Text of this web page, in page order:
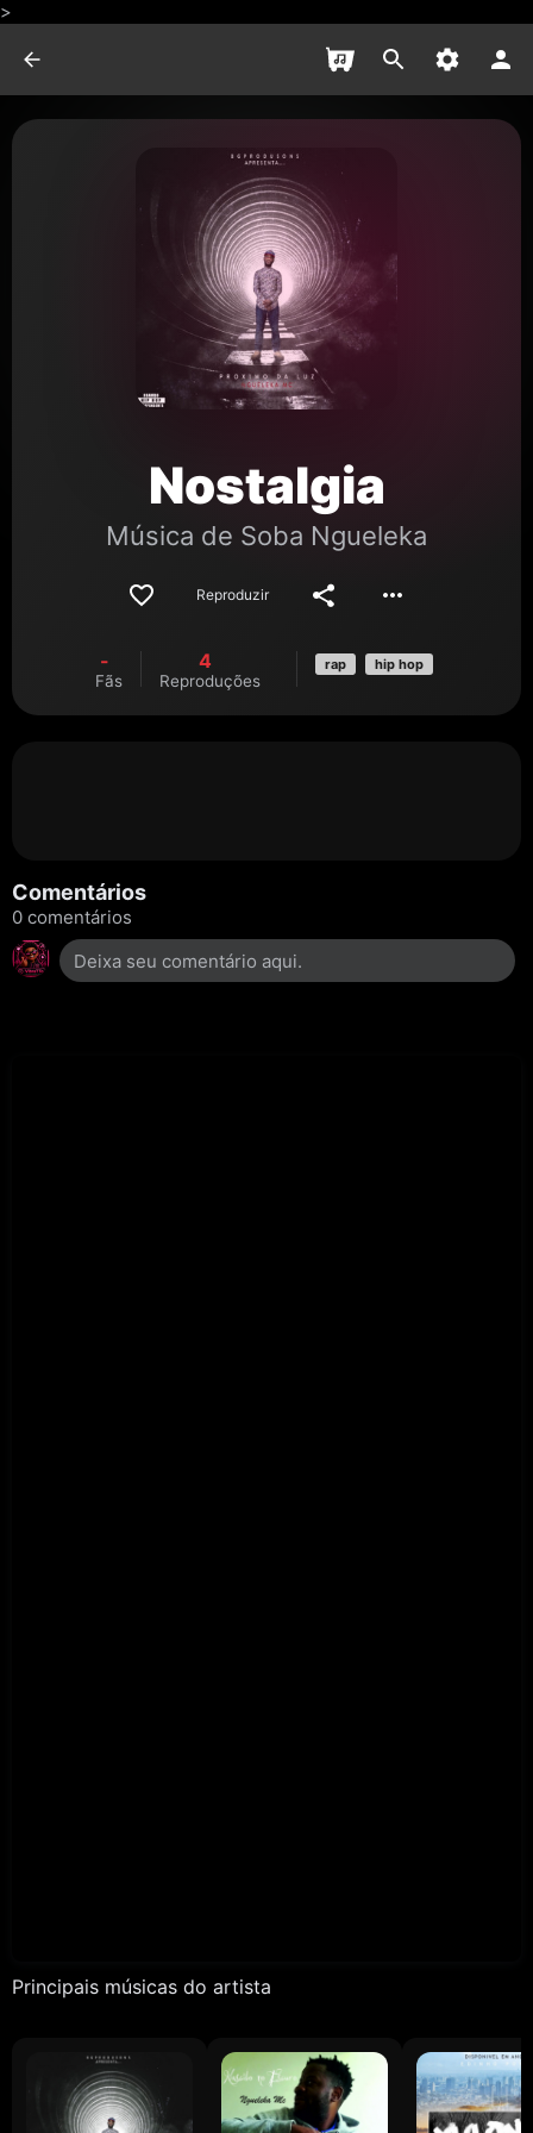
>
Nostalgia
Música de Soba Ngueleka
Reproduzir
-
Fãs
4
Reproduções
rap hip hop
Comentários
0 comentários
Principais músicas do artista